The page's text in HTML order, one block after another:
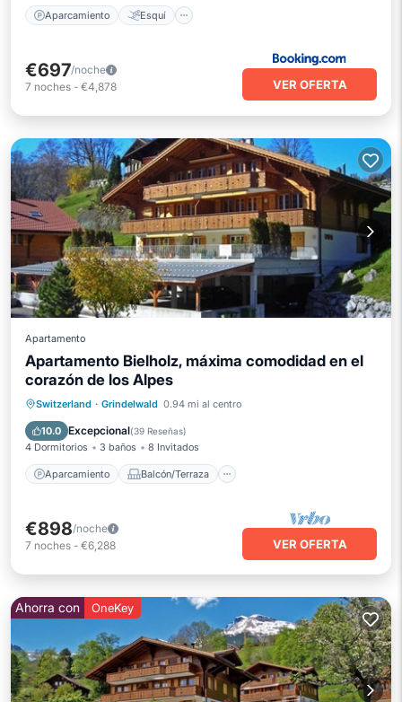
Aparcamiento Esquí
€697/noche
7 noches - €4,878 VER OFERTA
Apartamento
Apartamento Bielholz, máxima comodidad en el
corazón de los Alpes
Switzerland · Grindelwald 0.94 mi al centro
10.0 Excepcional(39 Reseñas)
4 Dormitorios 3 baños 8 Invitados
Aparcamiento Balcón/Terraza
Aparcamiento
Balcón/Terraza
Cocina
Internet
€898/noche
7 noches - €6,288 VER OFERTA
Ahorra con OneKey